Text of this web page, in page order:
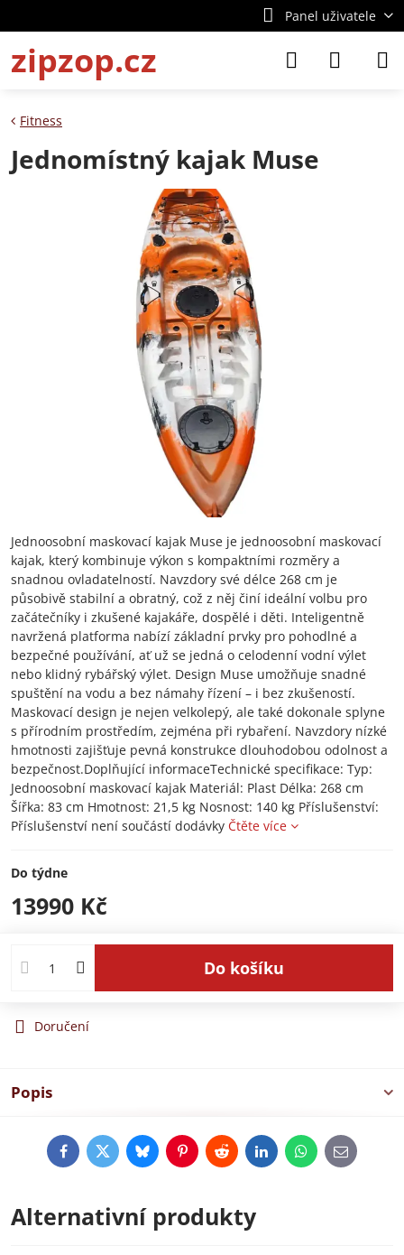
Panel uživatele
zipzop.cz
Fitness
Jednomístný kajak Muse
Jednoosobní maskovací kajak Muse je jednoosobní maskovací
kajak, který kombinuje výkon s kompaktními rozměry a
snadnou ovladatelností. Navzdory své délce 268 cm je
působivě stabilní a obratný, což z něj činí ideální volbu pro
začátečníky i zkušené kajakáře, dospělé i děti. Inteligentně
navržená platforma nabízí základní prvky pro pohodlné a
bezpečné používání, ať už se jedná o celodenní vodní výlet
nebo klidný rybářský výlet. Design Muse umožňuje snadné
spuštění na vodu a bez námahy řízení – i bez zkušeností.
Maskovací design je nejen velkolepý, ale také dokonale splyne
s přírodním prostředím, zejména při rybaření. Navzdory nízké
hmotnosti zajišťuje pevná konstrukce dlouhodobou odolnost a
bezpečnost.Doplňující informaceTechnické specifikace: Typ:
Jednoosobní maskovací kajak Materiál: Plast Délka: 268 cm
Šířka: 83 cm Hmotnost: 21,5 kg Nosnost: 140 kg Příslušenství:
Příslušenství není součástí dodávky Čtěte více
Do týdne
13990 Kč
Do košíku
Doručení
Popis
FacebookTwitterBlueskyPinterestRedditLinkedInWhatsApp
E-
mail
Alternativní produkty